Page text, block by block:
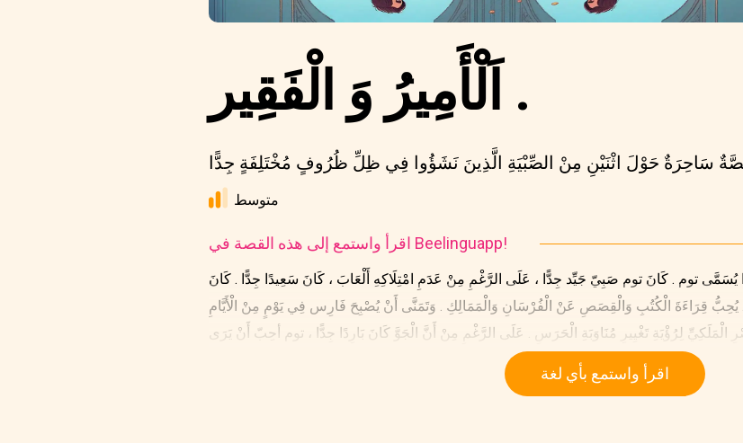
اَلْأَمِيرُ وَ الْفَقِير .
متوسط
اقرأ واستمع إلى هذه القصة في Beelinguapp!
توم . كَانَ توم صَبِيّ جَيِّد جِدًّا ، عَلَى الرَّغْمِ مِنْ عَدَمِ امْتِلَاكِهِ أَلْعَابَ ، كَانَ سَعِيدًا جِدًّا . كَانَ
يُحِبُّ قِرَاءَةَ الْكُتُبِ وَالْقِصَصِ عَنْ الْفُرْسَانِ وَالْمَمَالِكِ . وَتَمَنَّى أَنْ يُصْبِحَ فَارِس فِي يَوْمٍ مِنْ الْأَيَّامِ .
الْمَلَكِيِّ لِرُؤْيَةِ تَغْيِيرِ مُنَاوَبَةِ الْحَرَسِ . عَلَى الرَّغْمِ مِنْ أَنَّ الْجَوَّ كَانَ بَارِدًا جِدًّا ، توم أحِبّ أَنْ يَرَى
الْحُرَّاس . كَانُوا مُنْضَبِطِينَ جِدًّا وَ يَرْتَدُونَ مَلَابِسَ جَمِيلَةً .
اقرأ واستمع بأي لغة